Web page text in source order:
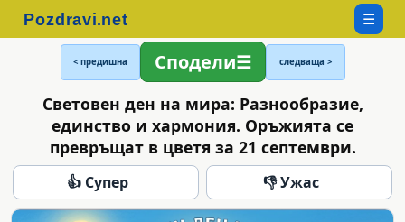
☰
< предишна Сподели следваща >
Световен ден на мира: Разнообразие,
единство и хармония. Оръжията се
превръщат в цветя за 21 септември.
👍 Супер 👎 Ужас